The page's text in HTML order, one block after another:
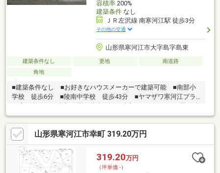
容積率200%
建築条件なし
ＪＲ左沢線 南寒河江駅 徒歩3分
その他の交通
山形県寒河江市大字島字島東
建築条件なし 更地
南道路
角地
■建築条件なし ■お好きなハウスメーカーで建築可能 ■南部小
学校 徒歩6分 ■陵南中学校 徒歩43分 ■ヤマザワ寒河江プラ
ザ店 車4分 ■南部公園 徒歩1分 ■南部ひまわりこども園 徒
歩4分
山形県寒河江市幸町 319.20万円
319.20万円
（坪単価:-）